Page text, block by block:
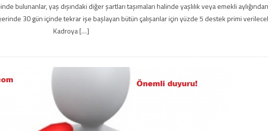
bulunanlar, yaş dışındaki diğer şartları taşımaları halinde yaşlılık veya emekli aylığından
30 gün içinde tekrar işe başlayan bütün çalışanlar için yüzde 5 destek primi
Kadroya […]